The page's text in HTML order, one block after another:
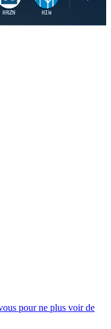
HRZN HIW
pour ne plus voir de